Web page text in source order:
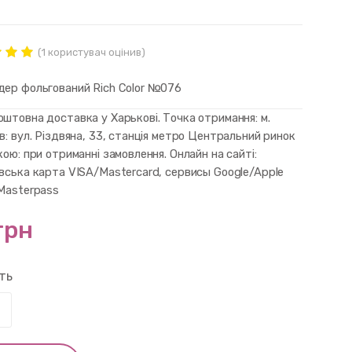
of
on
(1 користувач оцінив)
фольгований Rich Color №076
доставка у Харькові. Точка отримання: м.
вул. Різдвяна, 33, станція метро Центральний ринок
при отриманні замовлення. Онлайн на сайті:
карта VISA/Mastercard, сервисы Google/Apple